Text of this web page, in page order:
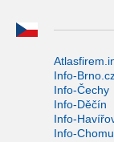
Info-
Info-Čechy
Info-Děčín
Info-
Info-